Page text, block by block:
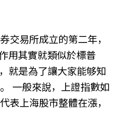
交易所成立的第二年，
用其實就類似於標普
就是為了讓大家能够知
一般來說，上證指數如
表上海股市整體在漲，